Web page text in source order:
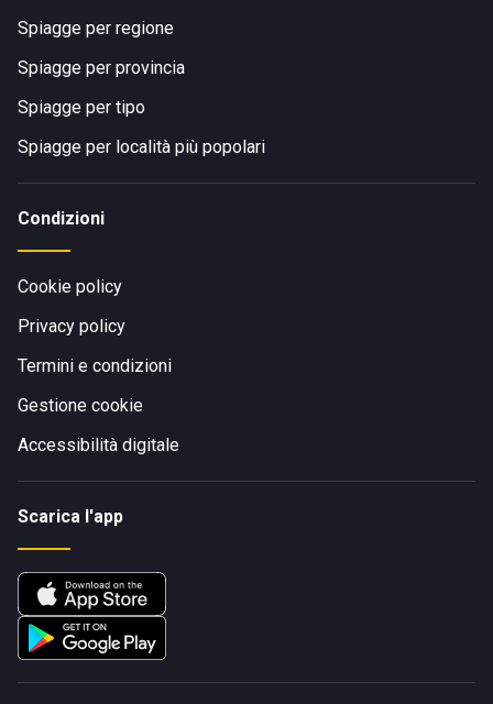
Spiagge per regione
Spiagge per provincia
Spiagge per tipo
Spiagge per località più popolari
Condizioni
Cookie policy
Privacy policy
Termini e condizioni
Gestione cookie
Accessibilità digitale
Scarica l'app